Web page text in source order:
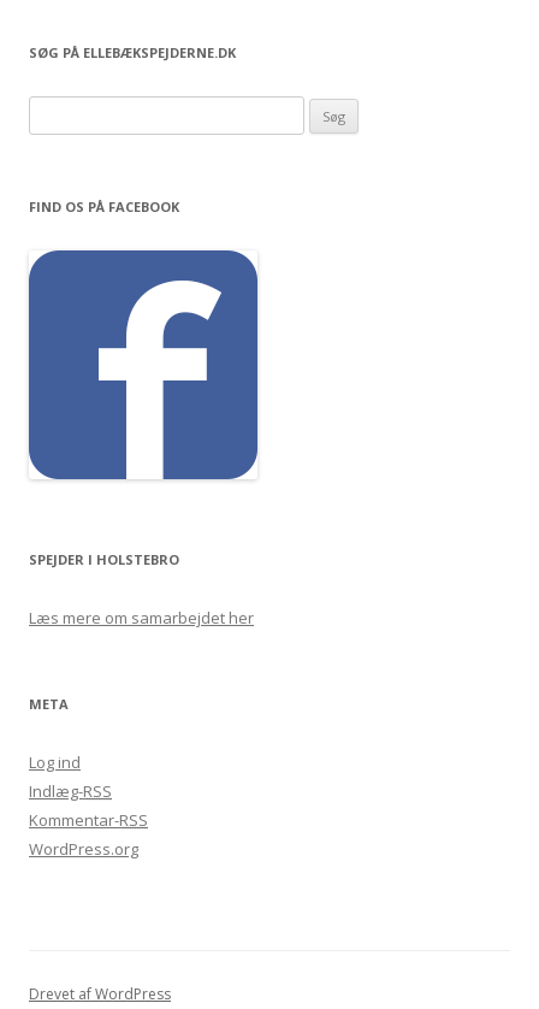
SØG PÅ ELLEBÆKSPEJDERNE.DK
ø
e
e
FIND OS PÅ FACEBOOK
SPEJDER I HOLSTEBRO
Læs mere om samarbejdet her
META
Log ind
Indlæg-RSS
Kommentar-RSS
WordPress.org
Drevet af WordPress